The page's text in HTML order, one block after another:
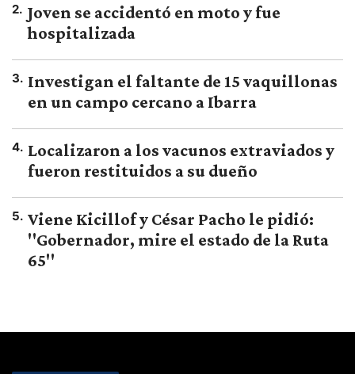
2. Joven se accidentó en moto y fue
hospitalizada
3. Investigan el faltante de 15 vaquillonas
en un campo cercano a Ibarra
4. Localizaron a los vacunos extraviados y
fueron restituidos a su dueño
5. Viene Kicillof y César Pacho le pidió:
"Gobernador, mire el estado de la Ruta
65"